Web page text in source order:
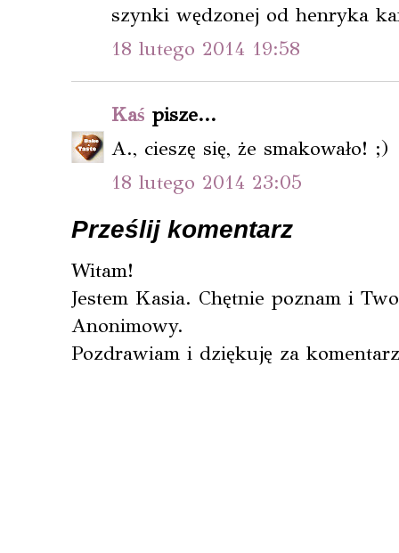
szynki wędzonej od henryka
18 lutego 2014 19:58
Kaś pisze...
A., cieszę się, że smakowało! ;)
18 lutego 2014 23:05
Prześlij komentarz
Witam!
Jestem Kasia. Chętnie poznam i
Anonimowy.
Pozdrawiam i dziękuję za